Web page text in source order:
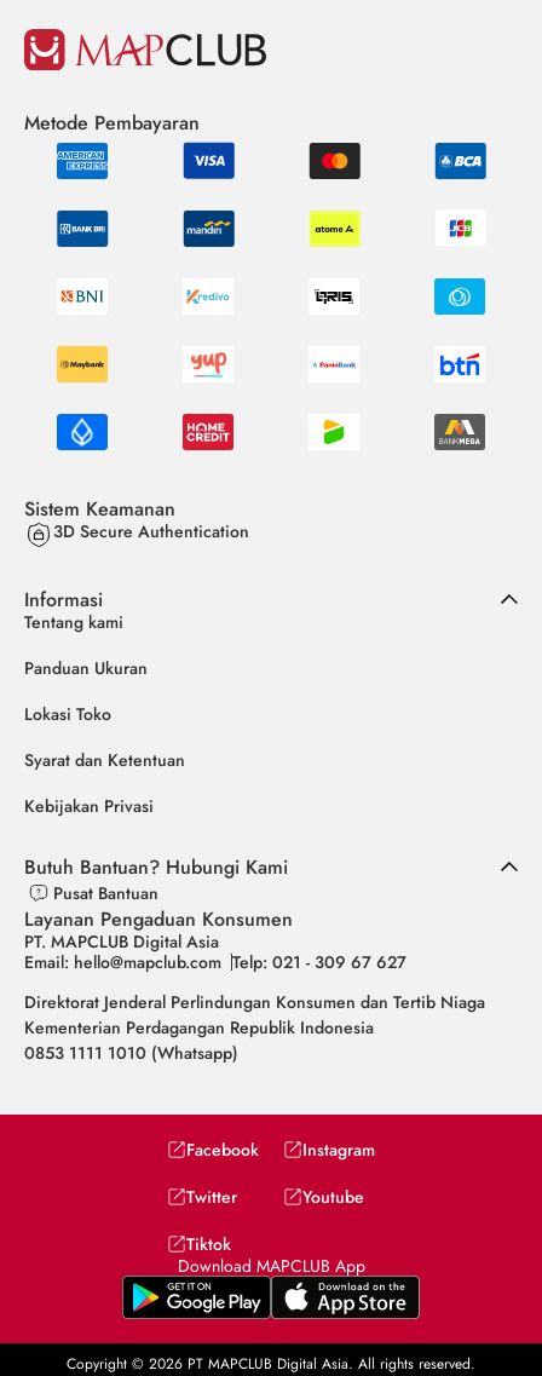
Metode Pembayaran
Sistem Keamanan
3D Secure Authentication
Informasi
Tentang kami
Panduan Ukuran
Lokasi Toko
Syarat dan Ketentuan
Kebijakan Privasi
Butuh Bantuan? Hubungi Kami
Pusat Bantuan
Layanan Pengaduan Konsumen
PT. MAPCLUB Digital Asia
Email: hello@mapclub.com Telp: 021 - 309 67 627
Direktorat Jenderal Perlindungan Konsumen dan Tertib Niaga
Kementerian Perdagangan Republik Indonesia
0853 1111 1010 (Whatsapp)
Facebook
Instagram
Twitter
Youtube
Tiktok
Download MAPCLUB App
Copyright © 2026 PT MAPCLUB Digital Asia. All rights reserved.